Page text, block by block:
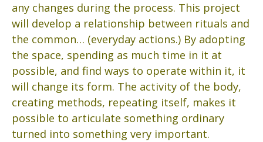
any changes during the process. This project
will develop a relationship between rituals and
the common… (everyday actions.) By adopting
the space, spending as much time in it at
possible, and find ways to operate within it, it
will change its form. The activity of the body,
creating methods, repeating itself, makes it
possible to articulate something ordinary
turned into something very important.